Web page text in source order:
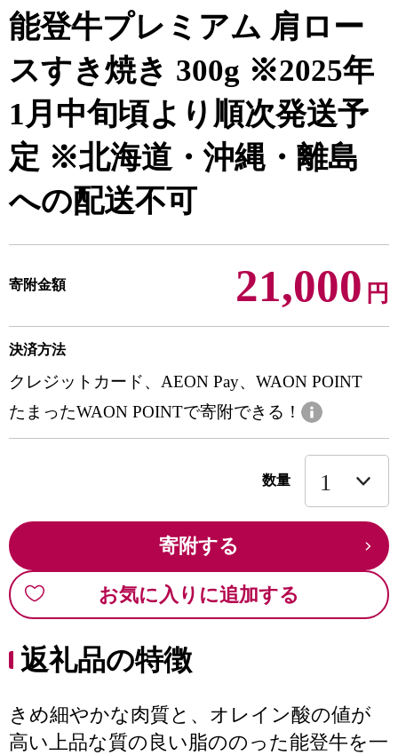
能登牛プレミアム 肩ロー
スすき焼き 300g ※2025年
1月中旬頃より順次発送予
定 ※北海道・沖縄・離島
への配送不可
寄附金額 21,000 円
決済方法
クレジットカード、AEON Pay、WAON POINT
たまったWAON POINTで寄附できる！
数量
寄附する
お気に入りに追加する
返礼品の特徴
きめ細やかな肉質と、オレイン酸の値が
高い上品な質の良い脂ののった能登牛を一